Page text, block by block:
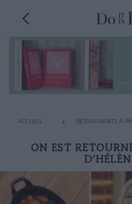
ACCUEIL RESTAURANTS À
ON EST